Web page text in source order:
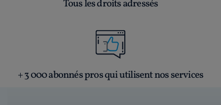
Tous les droits adressés
+ 3 000 abonnés pros qui utilisent nos services